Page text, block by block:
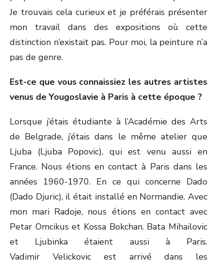
Je trouvais cela curieux et je préférais présenter
mon travail dans des expositions où cette
distinction n’existait pas. Pour moi, la peinture n’a
pas de genre.
Est-ce que vous connaissiez les autres artistes
venus de Yougoslavie à Paris à cette époque ?
Lorsque j’étais étudiante à l’Académie des Arts
de Belgrade, j’étais dans le même atelier que
Ljuba (Ljuba Popovic), qui est venu aussi en
France. Nous étions en contact à Paris dans les
années 1960-1970. En ce qui concerne Dado
(Dado Djuric), il était installé en Normandie. Avec
mon mari Radoje, nous étions en contact avec
Petar Omcikus et Kossa Bokchan. Bata Mihailovic
et Ljubinka étaient aussi à Paris.
Vadimir Velickovic est arrivé dans les